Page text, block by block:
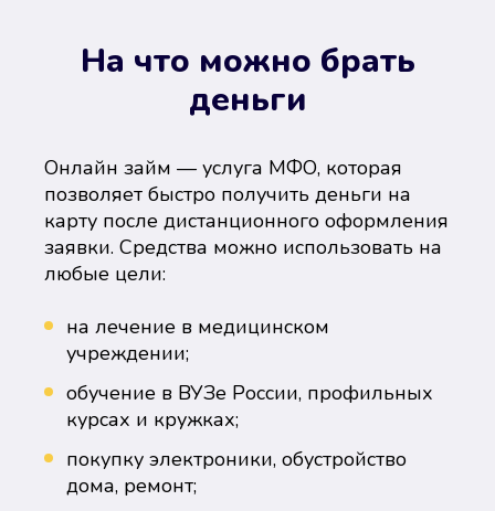
На что можно брать
деньги
Онлайн займ — услуга МФО, которая
позволяет быстро получить деньги на
карту после дистанционного оформления
заявки. Средства можно использовать на
любые цели:
на лечение в медицинском
учреждении;
обучение в ВУЗе России, профильных
курсах и кружках;
покупку электроники, обустройство
дома, ремонт;